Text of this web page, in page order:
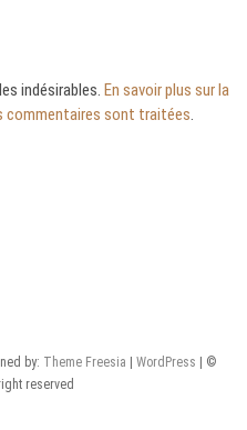
indésirables. En savoir plus sur la
commentaires sont traitées.
by: Theme Freesia |WordPress | ©
reserved